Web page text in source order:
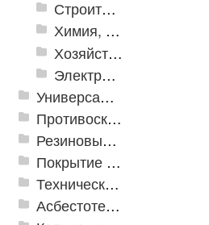
Строительная Химия и принадлежности
Химия, крепеж, СИЗ
Хозяйственные принадлежности
Электрика и свет
Универсальные модульные покрытия
Противоскользящая защита для лестниц, профили, ленты
Резиновые и ПВХ дорожки
Покрытие из резиновой крошки
Техническая резина
Асбестотехнические и теплоизоляционные материалы